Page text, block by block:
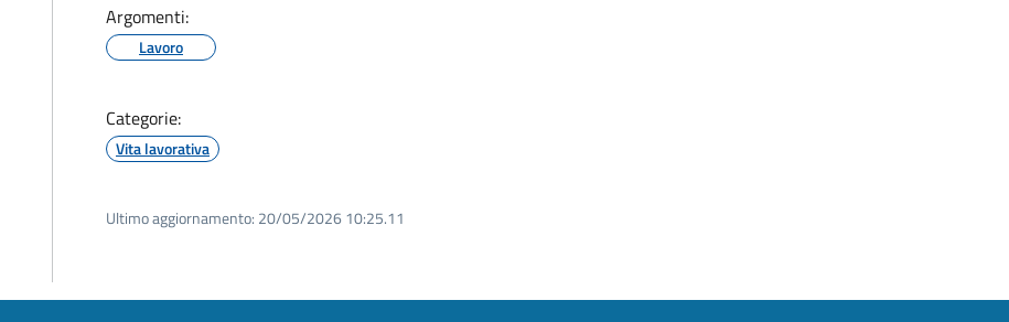
Argomenti:
Lavoro
Categorie:
Vita lavorativa
Ultimo aggiornamento: 20/05/2026 10:25.11